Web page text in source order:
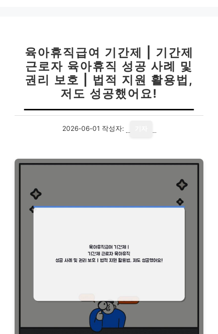
육아휴직급여 기간제 | 기간제
근로자 육아휴직 성공 사례 및
권리 보호 | 법적 지원 활용법,
저도 성공했어요!
2026-06-01 작성자: